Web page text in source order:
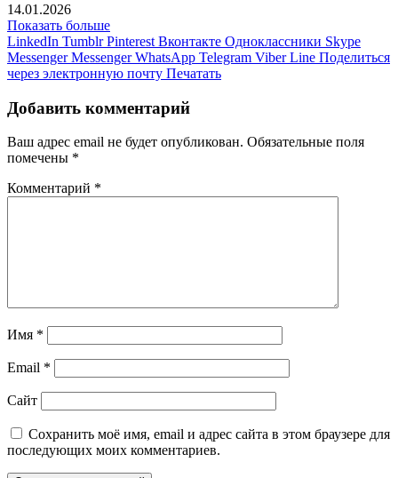
14.01.2026
Показать больше
LinkedIn Tumblr Pinterest Вконтакте Одноклассники Skype
Messenger Messenger WhatsApp Telegram Viber Line Поделиться
через электронную почту Печатать
Добавить комментарий
Ваш адрес email не будет опубликован. Обязательные поля
помечены *
Комментарий *
Имя *
Email *
Сайт
Сохранить моё имя, email и адрес сайта в этом браузере для
последующих моих комментариев.